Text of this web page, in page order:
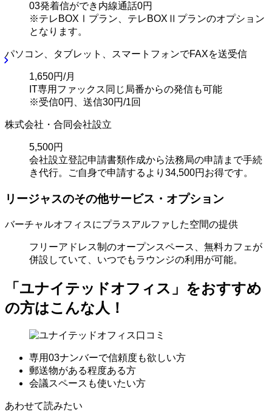
03発着信ができ内線通話0円
※テレBOXⅠプラン、テレBOXⅡプランのオプション
となります。
パソコン、タブレット、スマートフォンでFAXを送受信
1,650円/月
IT専用ファックス同じ局番からの発信も可能
※受信0円、送信30円/1回
株式会社・合同会社設立
5,500円
会社設立登記申請書類作成から法務局の申請まで手続
き代行。ご自身で申請するより34,500円お得です。
リージャスのその他サービス・オプション
バーチャルオフィスにプラスアルファした空間の提供
フリーアドレス制のオープンスペース、無料カフェが
併設していて、いつでもラウンジの利用が可能。
「ユナイテッドオフィス」をおすすめ
の方はこんな人！
専用03ナンバーで信頼度も欲しい方
郵送物がある程度ある方
会議スペースも使いたい方
あわせて読みたい